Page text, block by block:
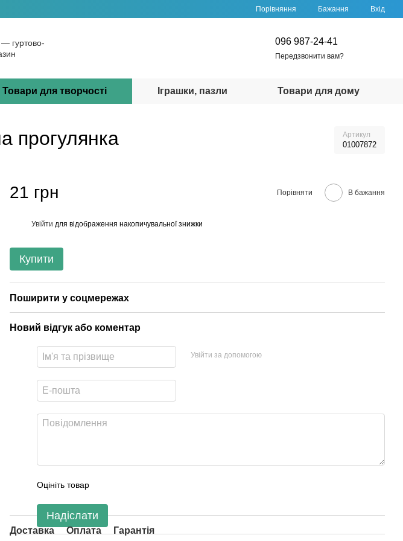
Порівняння Бажання Вхід
096 987-24-41
Передзвонити вам?
Товари для творчості Іграшки, пазли Товари для дому
прогулянка Артикул
01007872
21 грн Порівняти В бажання
Увійти для відображення накопичувальної знижки
Купити
Поширити у соцмережах
Новий відгук або коментар
Увійти за допомогою
Оцініть товар
Надіслати
Доставка Оплата Гарантія